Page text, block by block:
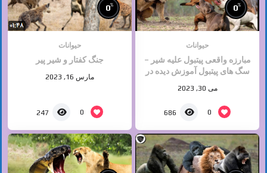
0%
حیوانات
مبارزه واقعی پیتبول علیه شیر –
سگ های پیتبول آموزش دیده در
می 30, 2023
0
686
0%
حیوانات
جنگ کفتار و شیر پیر
مارس 16, 2023
0
247